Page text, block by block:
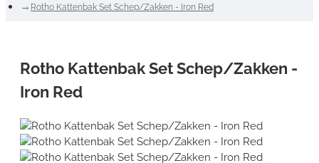
Rotho Kattenbak Set Schep/Zakken - Iron Red
Rotho Kattenbak Set Schep/Zakken -
Iron Red